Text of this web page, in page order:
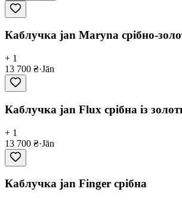
Каблучка jan Maryna срібно-
+ 1
13 700 ₴·Jān
Каблучка jan Flux срібна із
+ 1
13 700 ₴·Jān
Каблучка jan Finger срібна